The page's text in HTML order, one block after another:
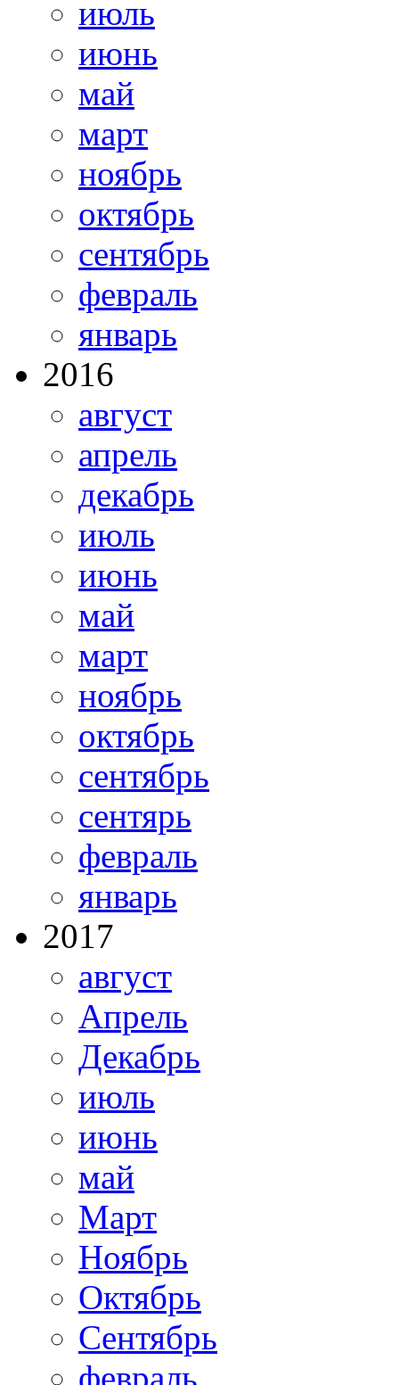
июль
июнь
май
март
ноябрь
октябрь
сентябрь
февраль
январь
2016
август
апрель
декабрь
июль
июнь
май
март
ноябрь
октябрь
сентябрь
сентярь
февраль
январь
2017
август
Апрель
Декабрь
июль
июнь
май
Март
Ноябрь
Октябрь
Сентябрь